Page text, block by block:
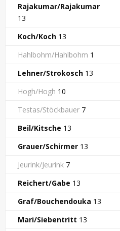
Rajakumar/Rajakumar
13
Koch/Koch 13
Hahlbohm/Hahlbohm 1
Lehner/Strokosch 13
Hogh/Hogh 10
Testas/Stöckbauer 7
Beil/Kitsche 13
Grauer/Schirmer 13
Jeurink/Jeurink 7
Reichert/Gabe 13
Graf/Bouchendouka 13
Mari/Siebentritt 13